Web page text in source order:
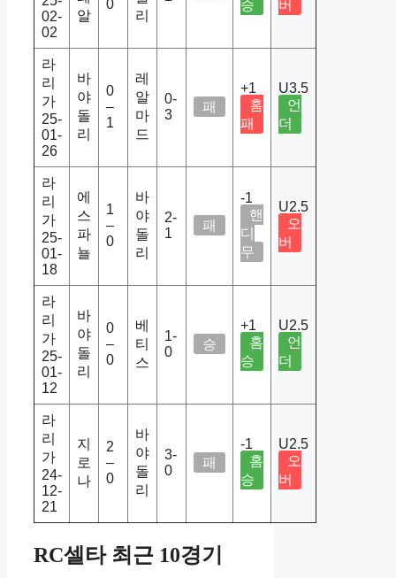
02-
02
알
0
리
승
버
라
리
가
25-
01-
26
바
야
돌
리
0
–
1
레
알
마
드
0-
3
패
+1
홈
패
U3.5
언
더
라
리
가
25-
01-
18
에
스
파
뇰
1
–
0
바
야
돌
리
2-
1
패
-1
핸
디
무
U2.5
오
버
라
리
가
25-
01-
12
바
야
돌
리
0
–
0
베
티
스
1-
0
승
+1
홈
승
U2.5
언
더
라
리
가
24-
12-
21
지
로
나
2
–
0
바
야
돌
리
3-
0
패
-1
홈
승
U2.5
오
버
RC셀타 최근 10경기